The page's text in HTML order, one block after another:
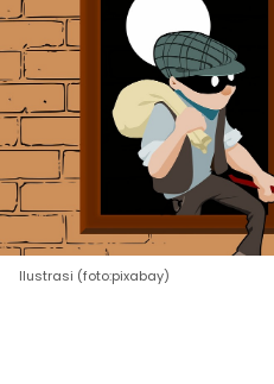
Ilustrasi (foto:pixabay)